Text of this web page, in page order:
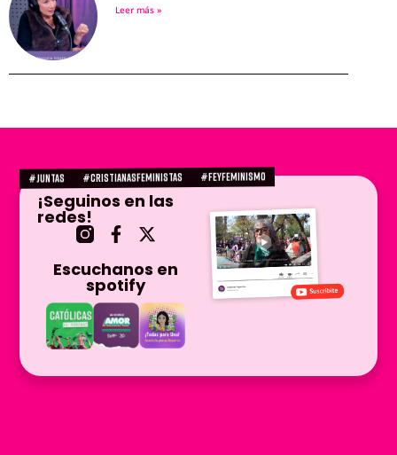
Leer más »
#juntas #CRISTIANASFEMINISTAS #FEYFEMINISMO
¡Seguinos en las
redes!
Escuchanos en
spotify